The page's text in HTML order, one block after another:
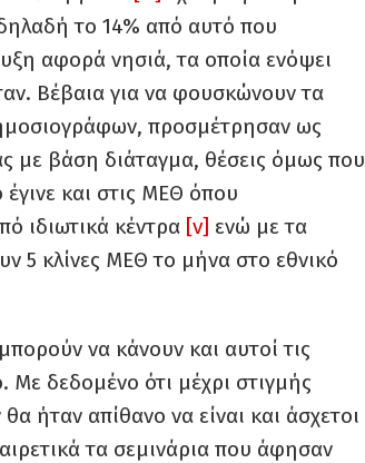
το 14% από αυτό που
αφορά νησιά, τα οποία ενόψει
Βέβαια για να φουσκώνουν τα
προσμέτρησαν ως
με βάση διάταγμα, θέσεις όμως που
και στις ΜΕΘ όπου
ιδιωτικά κέντρα [v] ενώ με τα
5 κλίνες ΜΕΘ το μήνα στο εθνικό
να κάνουν και αυτοί τις
Με δεδομένο ότι μέχρι στιγμής
ήταν απίθανο να είναι και άσχετοι
τα σεμινάρια που άφησαν